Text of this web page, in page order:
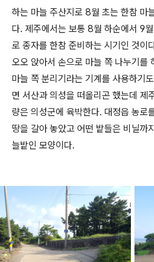
하는 마늘 주산지로 8월 초는 한참 마
다. 제주에서는 보통 8월 하순에서 9
로 종자를 한참 준비하는 시기인 것이
오오 앉아서 손으로 마늘 쪽 나누기를
마늘 쪽 분리기라는 기계를 사용하기
면 서산과 의성을 떠올리곤 했는데 제
량은 의성군에 육박한다. 대정읍 농로
땅을 갈아 놓았고 어떤 밭들은 비닐까
늘밭인 모양이다.